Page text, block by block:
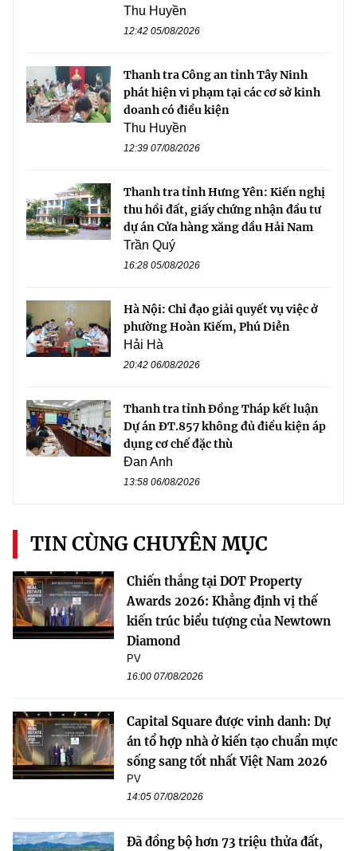
Thu Huyền
12:42 05/08/2026
Thanh tra Công an tỉnh Tây Ninh
phát hiện vi phạm tại các cơ sở kinh
doanh có điều kiện
Thu Huyền
12:39 07/08/2026
Thanh tra tỉnh Hưng Yên: Kiến nghị
thu hồi đất, giấy chứng nhận đầu tư
dự án Cửa hàng xăng dầu Hải Nam
Trần Quý
16:28 05/08/2026
Hà Nội: Chỉ đạo giải quyết vụ việc ở
phường Hoàn Kiếm, Phú Diễn
Hải Hà
20:42 06/08/2026
Thanh tra tỉnh Đồng Tháp kết luận
Dự án ĐT.857 không đủ điều kiện áp
dụng cơ chế đặc thù
Đan Anh
13:58 06/08/2026
TIN CÙNG CHUYÊN MỤC
Chiến thắng tại DOT Property
Awards 2026: Khẳng định vị thế
kiến trúc biểu tượng của Newtown
Diamond
PV
16:00 07/08/2026
Capital Square được vinh danh: Dự
án tổ hợp nhà ở kiến tạo chuẩn mực
sống sang tốt nhất Việt Nam 2026
PV
14:05 07/08/2026
Đã đồng bộ hơn 73 triệu thửa đất,